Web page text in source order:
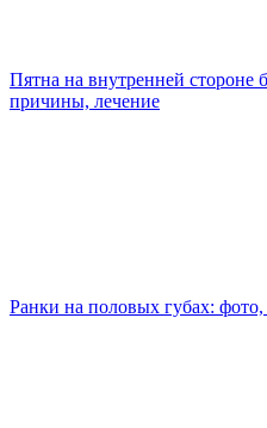
Пятна на внутренней стороне
причины, лечение
Ранки на половых губах: